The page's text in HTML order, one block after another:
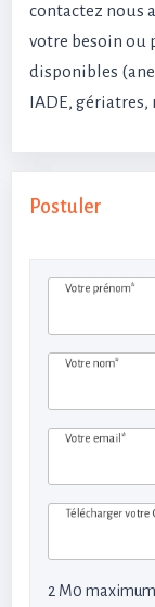
contactez nous
votre besoin ou
disponibles
IADE,
Postuler
Votre prénom*
Votre nom*
Votre email*
Télécharger votre
2 M0 maximum